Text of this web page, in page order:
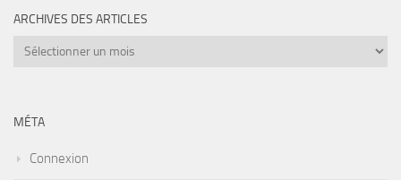
ARCHIVES DES ARTICLES
Archives
MÉTA
Connexion